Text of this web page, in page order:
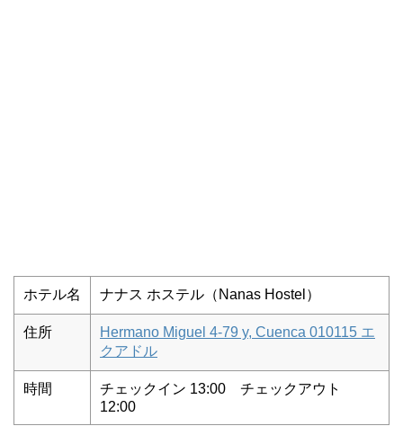
ホテル名 ナナス ホステル（Nanas Hostel）
住所
Hermano Miguel 4-79 y, Cuenca 010115 エ
クアドル
時間
チェックイン 13:00 チェックアウト
12:00